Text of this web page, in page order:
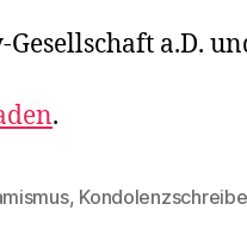
a.D.
.
,